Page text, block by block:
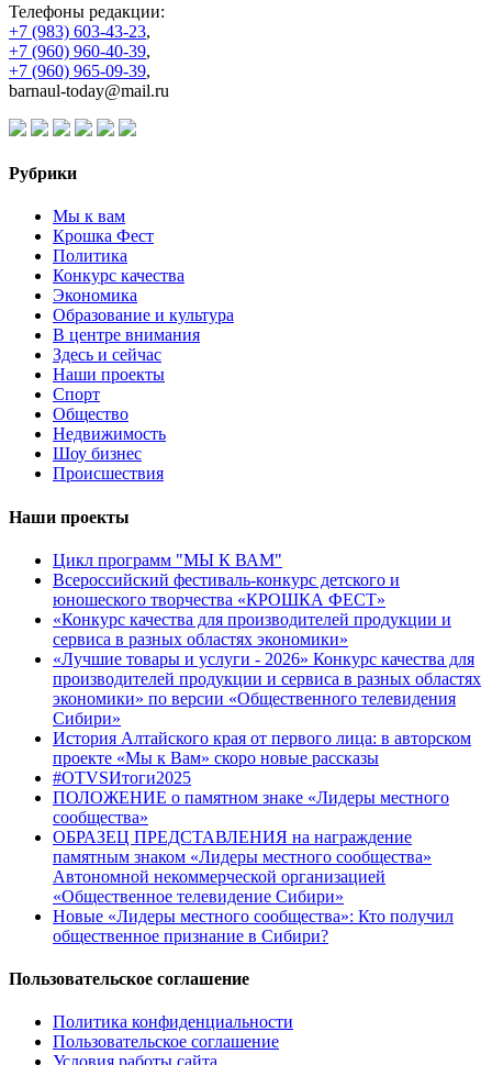
Телефоны редакции:
+7 (983) 603-43-23,
+7 (960) 960-40-39,
+7 (960) 965-09-39,
barnaul-today@mail.ru
Рубрики
Мы к вам
Крошка Фест
Политика
Конкурс качества
Экономика
Образование и культура
В центре внимания
Здесь и сейчас
Наши проекты
Спорт
Общество
Недвижимость
Шоу бизнес
Происшествия
Наши проекты
Цикл программ "МЫ К ВАМ"
Всероссийский фестиваль-конкурс детского и
юношеского творчества «КРОШКА ФЕСТ»
«Конкурс качества для производителей продукции и
сервиса в разных областях экономики»
«Лучшие товары и услуги - 2026» Конкурс качества для
производителей продукции и сервиса в разных областях
экономики» по версии «Общественного телевидения
Сибири»
История Алтайского края от первого лица: в авторском
проекте «Мы к Вам» скоро новые рассказы
#OTVSИтоги2025
ПОЛОЖЕНИЕ о памятном знаке «Лидеры местного
сообщества»
ОБРАЗЕЦ ПРЕДСТАВЛЕНИЯ на награждение
памятным знаком «Лидеры местного сообщества»
Автономной некоммерческой организацией
«Общественное телевидение Сибири»
Новые «Лидеры местного сообщества»: Кто получил
общественное признание в Сибири?
Пользовательское соглашение
Политика конфиденциальности
Пользовательское соглашение